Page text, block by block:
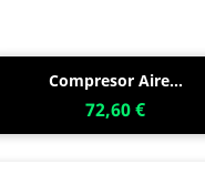
Compresor Aire...
72,60 €